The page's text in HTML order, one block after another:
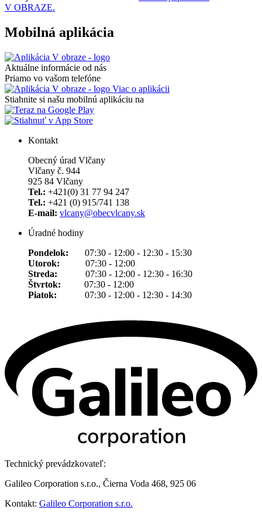
V OBRAZE.
Mobilná aplikácia
Aktuálne informácie od nás
Priamo vo vašom telefóne
Viac o aplikácii
Stiahnite si našu mobilnú aplikáciu na
Kontakt
Obecný úrad Vlčany
Vlčany č. 944
925 84 Vlčany
Tel.: +421(0) 31 77 94 247
Tel.: +421 (0) 915/741 138
E-mail: vlcany@obecvlcany.sk
Úradné hodiny
Pondelok: 07:30 - 12:00 - 12:30 - 15:30
Utorok: 07:30 - 12:00
Streda: 07:30 - 12:00 - 12:30 - 16:30
Štvrtok: 07:30 - 12:00
Piatok: 07:30 - 12:00 - 12:30 - 14:30
Technický prevádzkovateľ:
Galileo Corporation s.r.o., Čierna Voda 468, 925 06
Kontakt: Galileo Corporation s.r.o.